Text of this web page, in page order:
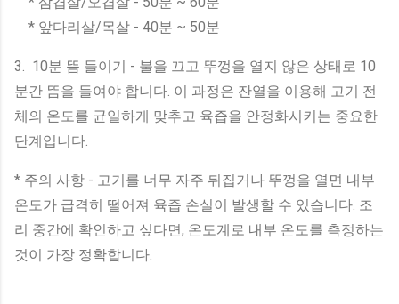
* 앞다리살/목살 - 40분 ~ 50분
3. 10분 뜸 들이기 - 불을 끄고 뚜껑을 열지 않은 상태로 10
분간 뜸을 들여야 합니다. 이 과정은 잔열을 이용해 고기 전
체의 온도를 균일하게 맞추고 육즙을 안정화시키는 중요한
단계입니다.
* 주의 사항 - 고기를 너무 자주 뒤집거나 뚜껑을 열면 내부
온도가 급격히 떨어져 육즙 손실이 발생할 수 있습니다. 조
리 중간에 확인하고 싶다면, 온도계로 내부 온도를 측정하는
것이 가장 정확합니다.